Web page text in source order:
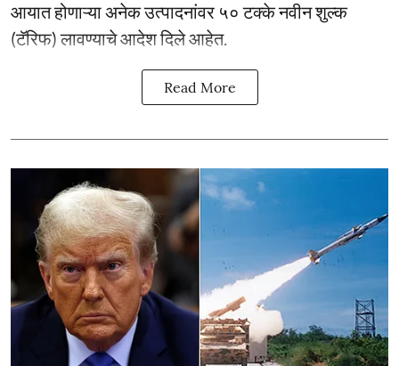
आयात होणाऱ्या अनेक उत्पादनांवर ५० टक्के नवीन शुल्क
(टॅरिफ) लावण्याचे आदेश दिले आहेत.
Read More